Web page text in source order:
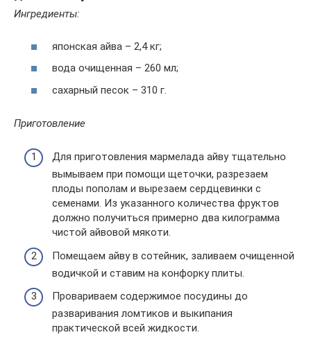
Ингредиенты:
японская айва – 2,4 кг;
вода очищенная – 260 мл;
сахарный песок – 310 г.
Приготовление
Для приготовления мармелада айву тщательно
вымываем при помощи щеточки, разрезаем
плоды пополам и вырезаем сердцевинки с
семенами. Из указанного количества фруктов
должно получиться примерно два килограмма
чистой айвовой мякоти.
Помещаем айву в сотейник, заливаем очищенной
водичкой и ставим на конфорку плиты.
Провариваем содержимое посудины до
разваривания ломтиков и выкипания
практической всей жидкости.